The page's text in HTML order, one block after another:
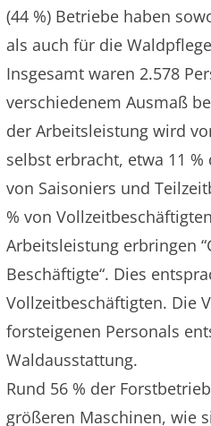
(44 %) Betriebe haben
als auch für die
Insgesamt waren 2.578
verschiedenem Ausmaß
der Arbeitsleistung wird
selbst erbracht, etwa 11
von Saisoniers und
% von
Arbeitsleistung erbringen
Beschäftigte“. Dies
Vollzeitbeschäftigten. Die
forsteigenen Personals
Waldausstattung.
Rund 56 % der
größeren Maschinen, wie